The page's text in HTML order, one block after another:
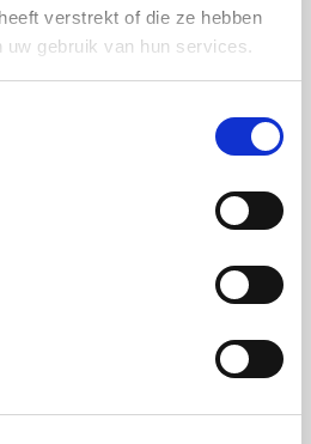
verstrekt of die ze hebben
gebruik van hun services.
Schiesser Interhome
Lufthansa
DeubaXXL